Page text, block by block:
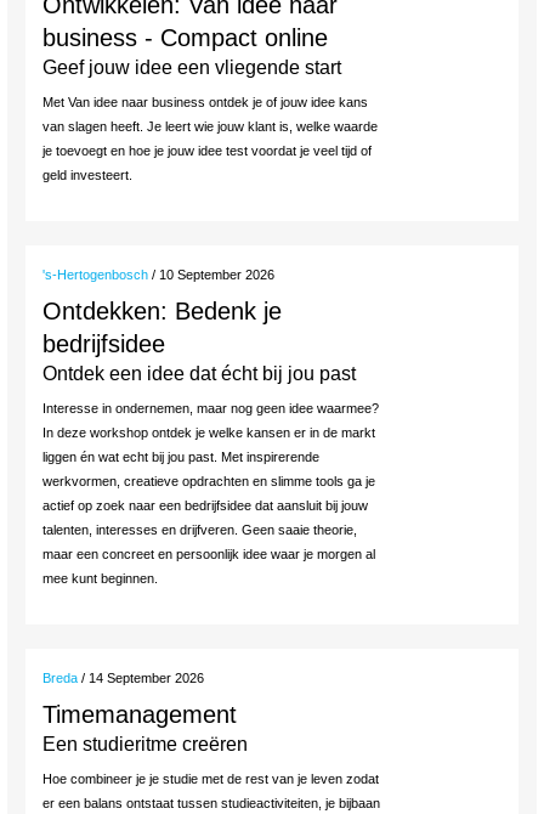
business - Compact online
Geef jouw idee een vliegende start
Met Van idee naar business ontdek je of jouw idee kans
van slagen heeft. Je leert wie jouw klant is, welke waarde
je toevoegt en hoe je jouw idee test voordat je veel tijd of
geld investeert.
's-Hertogenbosch / 10 September 2026
Ontdekken: Bedenk je
bedrijfsidee
Ontdek een idee dat écht bij jou past
Interesse in ondernemen, maar nog geen idee waarmee?
In deze workshop ontdek je welke kansen er in de markt
liggen én wat echt bij jou past. Met inspirerende
werkvormen, creatieve opdrachten en slimme tools ga je
actief op zoek naar een bedrijfsidee dat aansluit bij jouw
talenten, interesses en drijfveren. Geen saaie theorie,
maar een concreet en persoonlijk idee waar je morgen al
mee kunt beginnen.
Breda / 14 September 2026
Timemanagement
Een studieritme creëren
Hoe combineer je je studie met de rest van je leven zodat
er een balans ontstaat tussen studieactiviteiten, je bijbaan